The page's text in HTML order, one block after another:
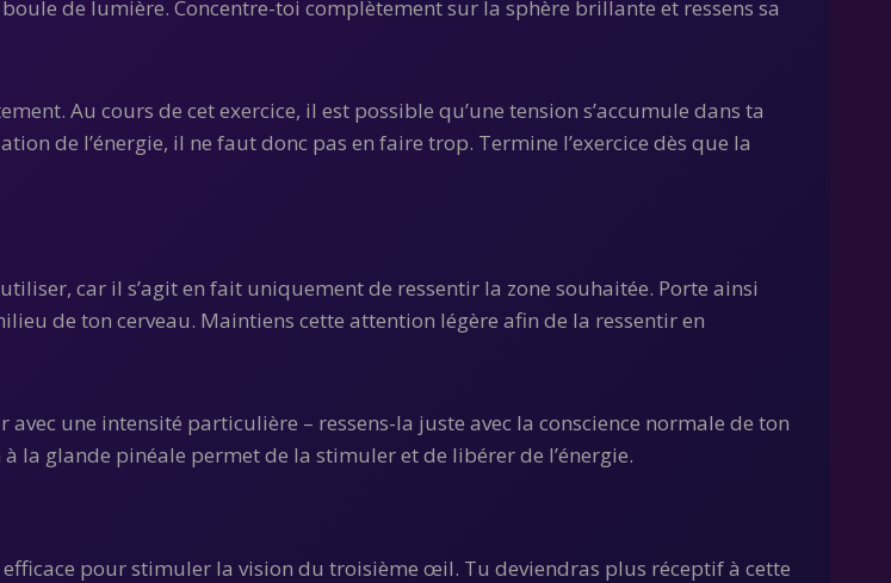
de lumière. Concentre-toi complètement sur la sphère brillante et ressens sa
Au cours de cet exercice, il est possible qu’une tension s’accumule dans ta
de l’énergie, il ne faut donc pas en faire trop. Termine l’exercice dès que la
car il s’agit en fait uniquement de ressentir la zone souhaitée. Porte ainsi
de ton cerveau. Maintiens cette attention légère afin de la ressentir en
une intensité particulière – ressens-la juste avec la conscience normale de ton
la glande pinéale permet de la stimuler et de libérer de l’énergie.
efficace pour stimuler la vision du troisième œil. Tu deviendras plus réceptif à cette